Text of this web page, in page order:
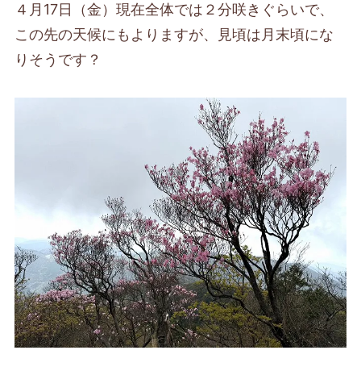
４月17日（金）現在全体では２分咲きぐらいで、
この先の天候にもよりますが、見頃は月末頃にな
りそうです？